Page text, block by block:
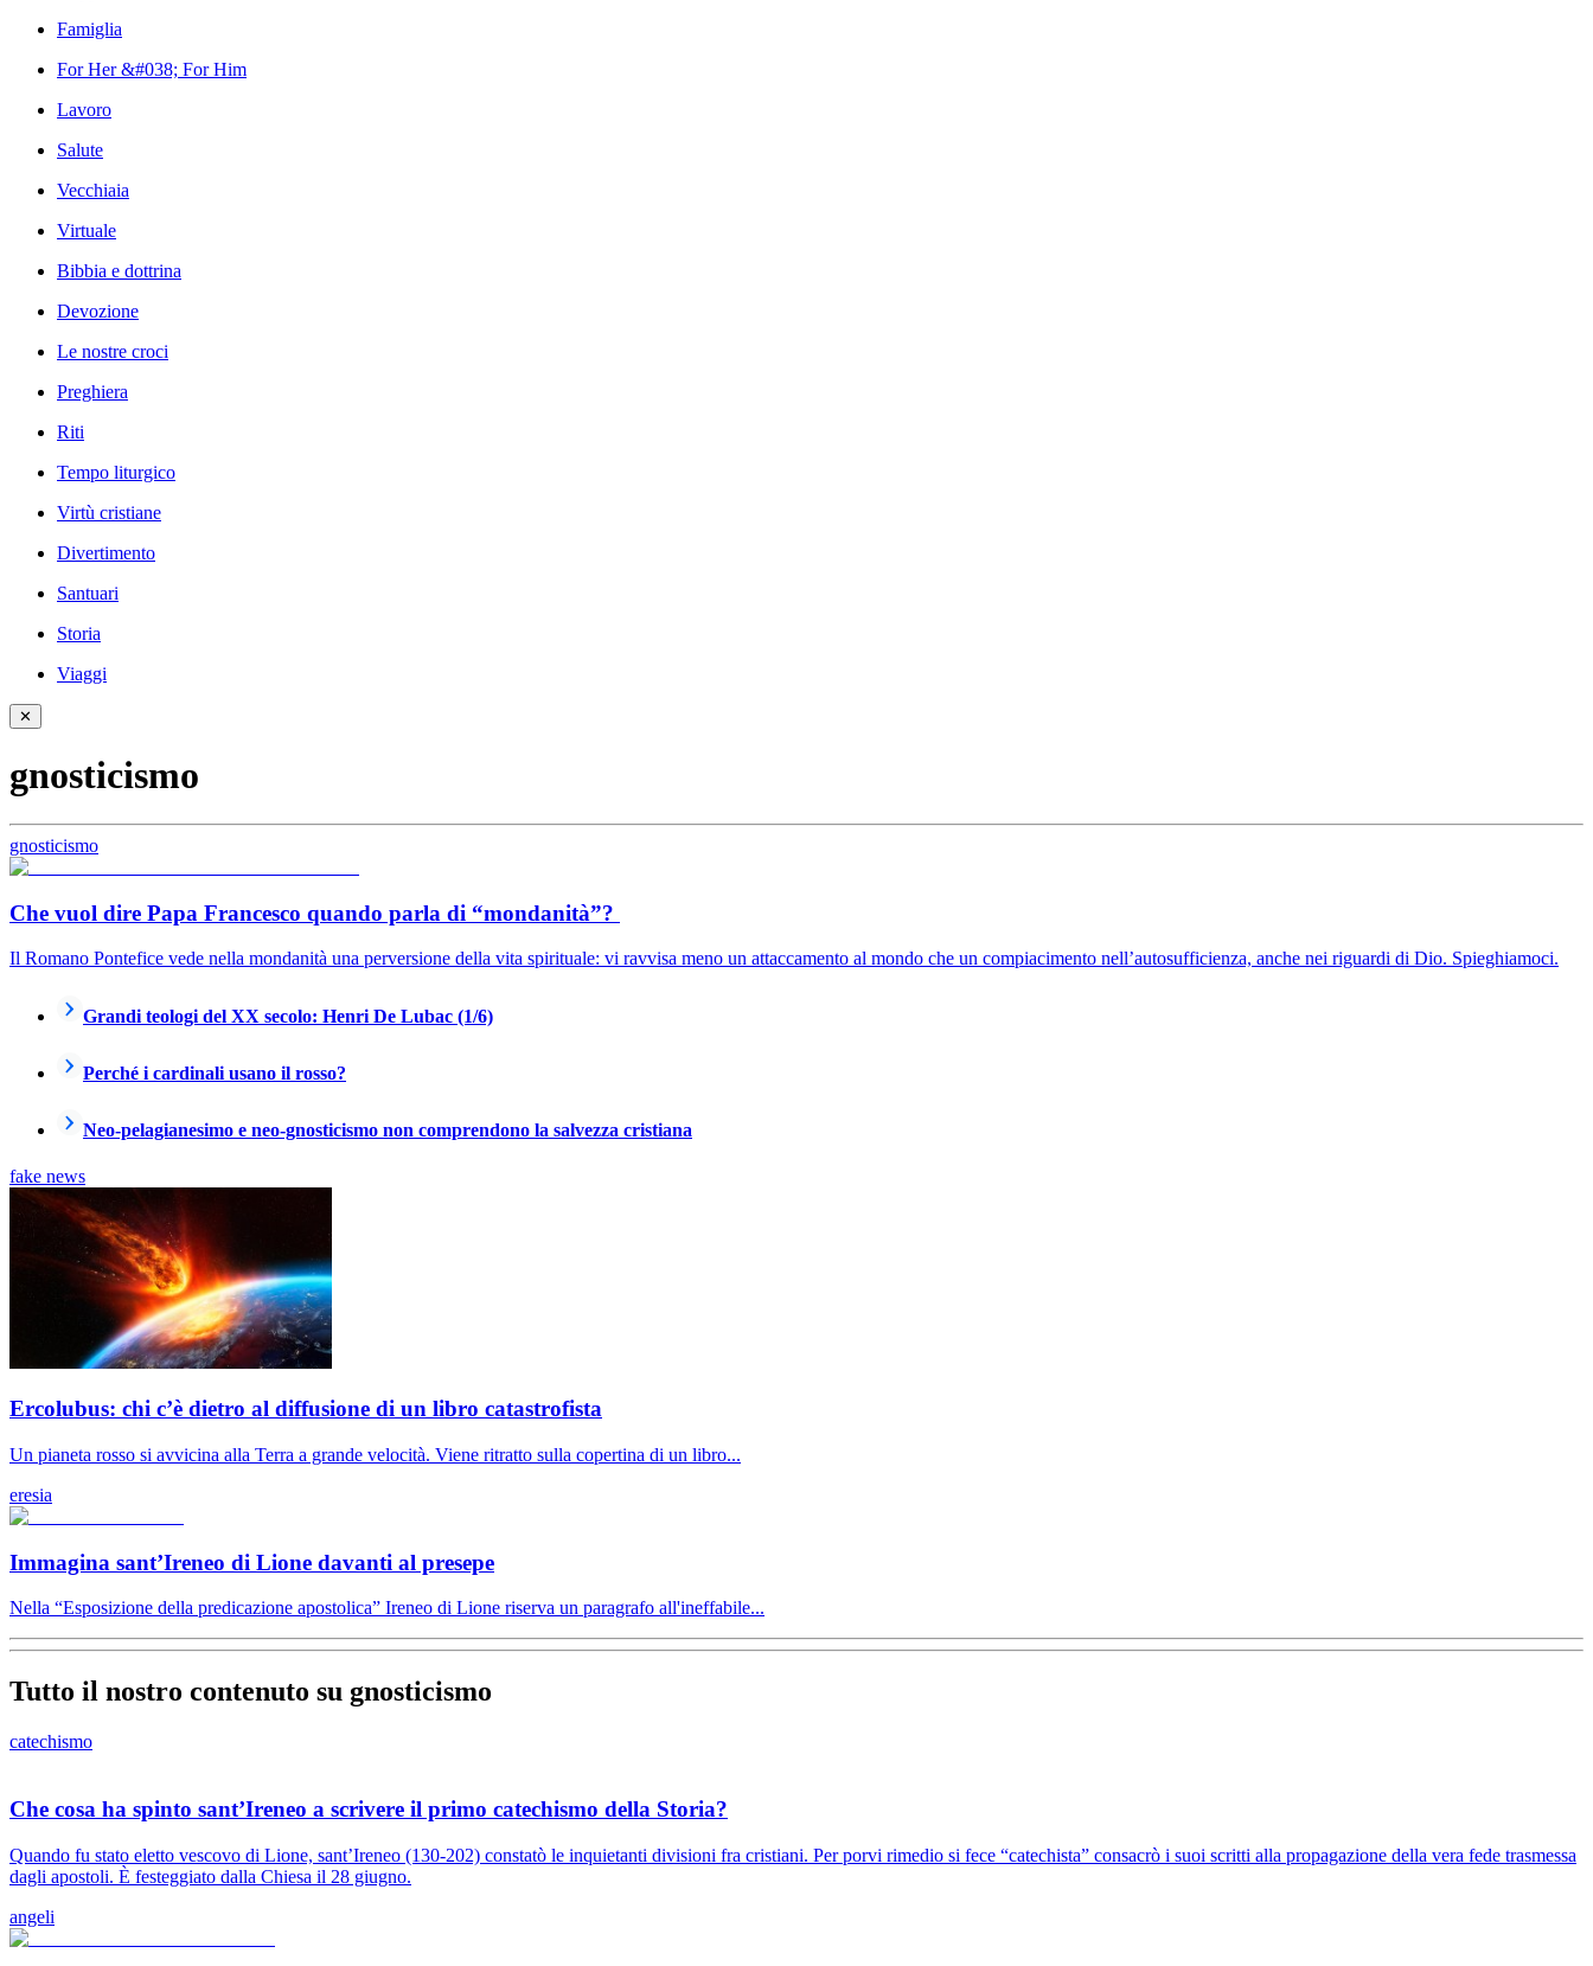
Famiglia
For Her &#038; For Him
Lavoro
Salute
Vecchiaia
Virtuale
Bibbia e dottrina
Devozione
Le nostre croci
Preghiera
Riti
Tempo liturgico
Virtù cristiane
Divertimento
Santuari
Storia
Viaggi
✕
gnosticismo
gnosticismo
Che vuol dire Papa Francesco quando parla di “mondanità”?
Il Romano Pontefice vede nella mondanità una perversione della vita spirituale: vi ravvisa meno un attaccamento al mondo che un compiacimento nell’autosufficienza, anche nei riguardi di Dio. Spieghiamoci.
Grandi teologi del XX secolo: Henri De Lubac (1/6)
Perché i cardinali usano il rosso?
Neo-pelagianesimo e neo-gnosticismo non comprendono la salvezza cristiana
fake news
Ercolubus: chi c’è dietro al diffusione di un libro catastrofista
Un pianeta rosso si avvicina alla Terra a grande velocità. Viene ritratto sulla copertina di un libro...
eresia
Immagina sant’Ireneo di Lione davanti al presepe
Nella “Esposizione della predicazione apostolica” Ireneo di Lione riserva un paragrafo all'ineffabile...
Tutto il nostro contenuto su gnosticismo
catechismo
Che cosa ha spinto sant’Ireneo a scrivere il primo catechismo della Storia?
Quando fu stato eletto vescovo di Lione, sant’Ireneo (130-202) constatò le inquietanti divisioni fra cristiani. Per porvi rimedio si fece “catechista” consacrò i suoi scritti alla propagazione della vera fede trasmessa
dagli apostoli. È festeggiato dalla Chiesa il 28 giugno.
angeli